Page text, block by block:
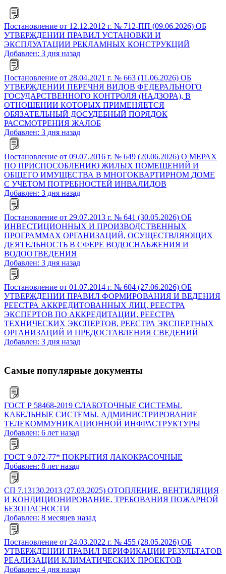
Постановление от 12.12.2012 г. № 712-ПП (09.06.2026) ОБ
УТВЕРЖДЕНИИ ПРАВИЛ УСТАНОВКИ И
ЭКСПЛУАТАЦИИ РЕКЛАМНЫХ КОНСТРУКЦИЙ
Добавлен: 3 дня назад
Постановление от 28.04.2021 г. № 663 (11.06.2026) ОБ
УТВЕРЖДЕНИИ ПЕРЕЧНЯ ВИДОВ ФЕДЕРАЛЬНОГО
ГОСУДАРСТВЕННОГО КОНТРОЛЯ (НАДЗОРА), В
ОТНОШЕНИИ КОТОРЫХ ПРИМЕНЯЕТСЯ
ОБЯЗАТЕЛЬНЫЙ ДОСУДЕБНЫЙ ПОРЯДОК
РАССМОТРЕНИЯ ЖАЛОБ
Добавлен: 3 дня назад
Постановление от 09.07.2016 г. № 649 (20.06.2026) О МЕРАХ
ПО ПРИСПОСОБЛЕНИЮ ЖИЛЫХ ПОМЕЩЕНИЙ И
ОБЩЕГО ИМУЩЕСТВА В МНОГОКВАРТИРНОМ ДОМЕ
С УЧЕТОМ ПОТРЕБНОСТЕЙ ИНВАЛИДОВ
Добавлен: 3 дня назад
Постановление от 29.07.2013 г. № 641 (30.05.2026) ОБ
ИНВЕСТИЦИОННЫХ И ПРОИЗВОДСТВЕННЫХ
ПРОГРАММАХ ОРГАНИЗАЦИЙ, ОСУЩЕСТВЛЯЮЩИХ
ДЕЯТЕЛЬНОСТЬ В СФЕРЕ ВОДОСНАБЖЕНИЯ И
ВОДООТВЕДЕНИЯ
Добавлен: 3 дня назад
Постановление от 01.07.2014 г. № 604 (27.06.2026) ОБ
УТВЕРЖДЕНИИ ПРАВИЛ ФОРМИРОВАНИЯ И ВЕДЕНИЯ
РЕЕСТРА АККРЕДИТОВАННЫХ ЛИЦ, РЕЕСТРА
ЭКСПЕРТОВ ПО АККРЕДИТАЦИИ, РЕЕСТРА
ТЕХНИЧЕСКИХ ЭКСПЕРТОВ, РЕЕСТРА ЭКСПЕРТНЫХ
ОРГАНИЗАЦИЙ И ПРЕДОСТАВЛЕНИЯ СВЕДЕНИЙ
Добавлен: 3 дня назад
Самые популярные документы
ГОСТ Р 58468-2019 СЛАБОТОЧНЫЕ СИСТЕМЫ.
КАБЕЛЬНЫЕ СИСТЕМЫ. АДМИНИСТРИРОВАНИЕ
ТЕЛЕКОММУНИКАЦИОННОЙ ИНФРАСТРУКТУРЫ
Добавлен: 6 лет назад
ГОСТ 9.072-77* ПОКРЫТИЯ ЛАКОКРАСОЧНЫЕ
Добавлен: 8 лет назад
СП 7.13130.2013 (27.03.2025) ОТОПЛЕНИЕ, ВЕНТИЛЯЦИЯ
И КОНДИЦИОНИРОВАНИЕ. ТРЕБОВАНИЯ ПОЖАРНОЙ
БЕЗОПАСНОСТИ
Добавлен: 8 месяцев назад
Постановление от 24.03.2022 г. № 455 (28.05.2026) ОБ
УТВЕРЖДЕНИИ ПРАВИЛ ВЕРИФИКАЦИИ РЕЗУЛЬТАТОВ
РЕАЛИЗАЦИИ КЛИМАТИЧЕСКИХ ПРОЕКТОВ
Добавлен: 4 дня назад